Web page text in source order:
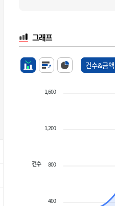
그래프
건수&금액
1,600
1,200
800
400
건수